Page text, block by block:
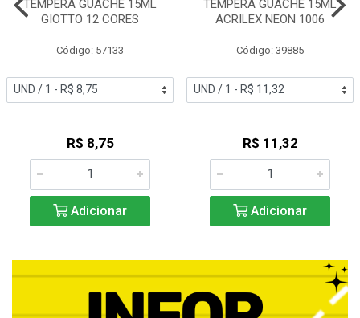
TEMPERA GUACHE 15ML
GIOTTO 12 CORES
Código: 57133
R$ 8,75
Adicionar
TEMPERA GUACHE 15ML
ACRILEX NEON 1006
Código: 39885
R$ 11,32
Adicionar